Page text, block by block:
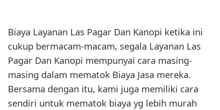
Biaya Layanan Las Pagar Dan Kanopi ketika ini
cukup bermacam-macam, segala Layanan Las
Pagar Dan Kanopi mempunyai cara masing-
masing dalam mematok Biaya Jasa mereka.
Bersama dengan itu, kami juga memiliki cara
sendiri untuk mematok biaya yg lebih murah